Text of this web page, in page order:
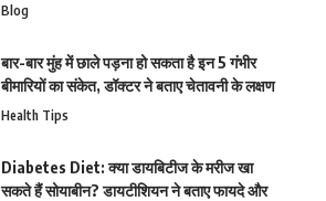
Blog
बार-बार मुंह में छाले पड़ना हो सकता है इन 5 गंभीर
बीमारियों का संकेत, डॉक्टर ने बताए चेतावनी के लक्षण
Health Tips
Diabetes Diet: क्या डायबिटीज के मरीज खा
सकते हैं सोयाबीन? डायटीशियन ने बताए फायदे और